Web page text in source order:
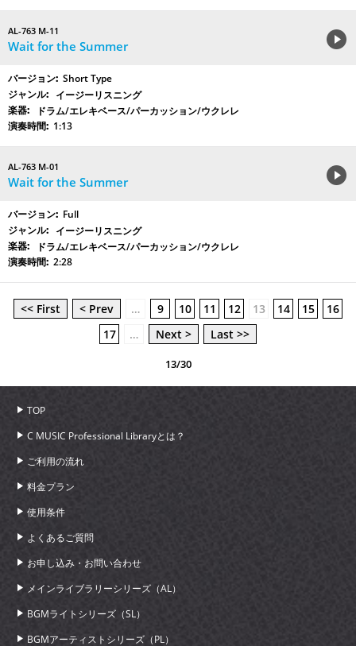
AL-763 M-11
Wait for the Summer
Short Type
イージーリスニング
ドラム/エレキベース/パーカッション/ウクレレ
1:13
AL-763 M-01
Wait for the Summer
Full
イージーリスニング
ドラム/エレキベース/パーカッション/ウクレレ
2:28
<< First < Prev … 9 10 11 12 13 14 15
16
17
… Next > Last >>
13/30
TOP
C MUSIC Professional Libraryとは？
ご利用の流れ
料金プラン
使用条件
よくあるご質問
お申し込み・お問い合わせ
メインライブラリーシリーズ（AL）
BGMライトシリーズ（SL）
BGMアーティストシリーズ（PL）